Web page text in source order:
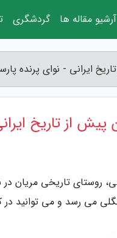
ایرانی - نوای پرنده
از تاریخ
می رسد و می توانید در
آرشیو مقاله ها گردشگری